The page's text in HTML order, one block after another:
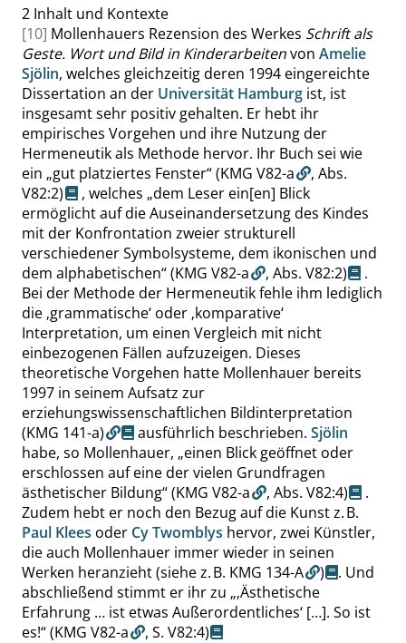
2 Inhalt und Kontexte
[10] Mollenhauers Rezension des Werkes Schrift als
Geste. Wort und Bild in Kinderarbeitenvon Amelie
Sjölin, welches gleichzeitig deren 1994 eingereichte
Dissertation an der Universität Hamburg ist, ist
insgesamt sehr positiv gehalten. Er hebt ihr
empirisches Vorgehen und ihre Nutzung der
Hermeneutik als Methode hervor. Ihr Buch sei wie
ein „gut platziertes Fenster“(KMG V82-a , Abs.
V82:2) , welches „dem Leser ein[en] Blick
ermöglicht auf die Auseinandersetzung des Kindes
mit der Konfrontation zweier strukturell
verschiedener Symbolsysteme, dem ikonischen und
dem alphabetischen“(KMG V82-a , Abs. V82:2)
.
Bei der Methode der Hermeneutik fehle ihm lediglich
die ‚grammatische‘ oder ‚komparative‘
Interpretation, um einen Vergleich mit nicht
einbezogenen Fällen aufzuzeigen. Dieses
theoretische Vorgehen hatte Mollenhauer bereits
1997 in seinem Aufsatz zur
erziehungswissenschaftlichen Bildinterpretation
(KMG 141-a)
ausführlich beschrieben.Sjölin
habe, so Mollenhauer, „einen Blick geöffnet oder
erschlossen auf eine der vielen Grundfragen
ästhetischer Bildung“(KMG V82-a , Abs. V82:4)
.
Zudem hebt er noch den Bezug auf die Kunst z. B.
Paul Klees oder Cy Twomblys hervor, zwei Künstler,
die auch Mollenhauer immer wieder in seinen
Werken heranzieht(siehe z. B. KMG 134-A )
. Und
abschließend stimmt er ihr zu „‚Ästhetische
Erfahrung … ist etwas Außerordentliches‘ […]. So ist
es!“(KMG V82-a , S. V82:4)